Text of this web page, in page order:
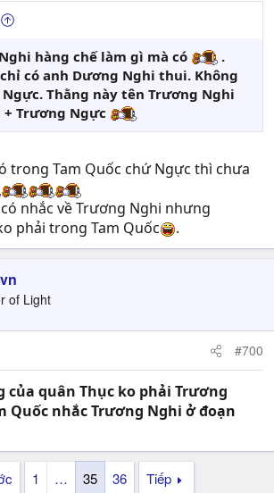
hàng chế làm gì mà có
.
chỉ có anh Dương Nghi thui. Không
Thằng này tên Trương Nghi
Trương Ngực
trong Tam Quốc chứ Ngực thì chưa
nhắc về Trương Nghi nhưng
phải trong Tam Quốc
.
of Light
#700
quân Thục ko phải Trương
Quốc nhắc Trương Nghi ở đoạn
1 … 35 36 Tiếp